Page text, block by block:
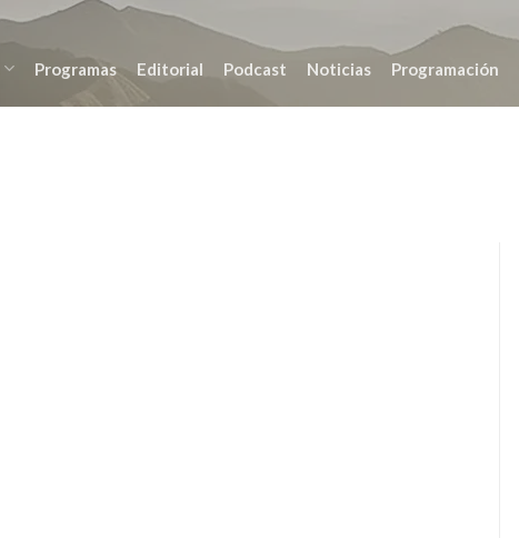
Programas Editorial Podcast Noticias Programación